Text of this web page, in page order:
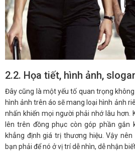
2.2. Họa tiết, hình ảnh,
Đây cũng là một yếu tố quan trọng
hình ảnh trên áo sẽ mang loại hình ảnh
nhấn khiến mọi người phải nhớ lâu hơn.
lên trên đồng phục còn góp phần gắn
khẳng định giá trị thương hiệu. Vậy
bạn phải để nó ở vị trí dễ nhìn, dễ nhận